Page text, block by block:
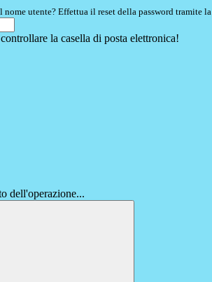
nome utente? Effettua il reset della password tramite la
la casella di posta elettronica!
dell'operazione...